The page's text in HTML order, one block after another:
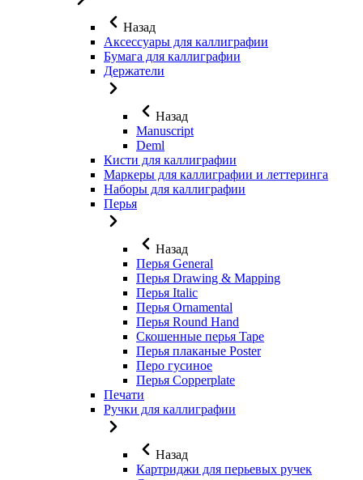
Назад
Аксессуары для каллиграфии
Бумага для каллиграфии
Держатели
Назад
Manuscript
Deml
Кисти для каллиграфии
Маркеры для каллиграфии и леттеринга
Наборы для каллиграфии
Перья
Назад
Перья General
Перья Drawing & Mapping
Перья Italic
Перья Ornamental
Перья Round Hand
Скошенные перья Tape
Перья плаканые Poster
Перо гусиное
Перья Copperplate
Печати
Ручки для каллиграфии
Назад
Картриджи для перьевых ручек